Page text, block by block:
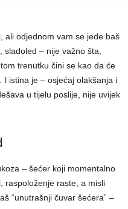
ali odjednom vam se jede baš
sladoled – nije važno šta,
trenutku čini se kao da će
istina je – osjećaj olakšanja i
u tijelu poslije, nije uvijek
– šećer koji momentalno
raspoloženje raste, a misli
“unutrašnji čuvar šećera” –